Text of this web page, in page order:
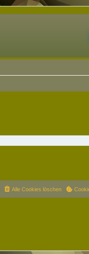
Alle Cookies löschen